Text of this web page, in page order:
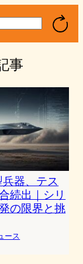
事
器、テス
続出｜シリ
の限界と挑
ース